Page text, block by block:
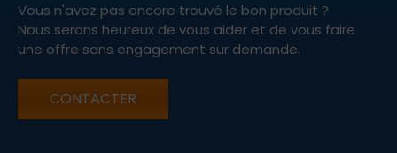
Vous n'avez pas encore trouvé le bon produit ?
Nous serons heureux de vous aider et de vous faire
une offre sans engagement sur demande.
CONTACTER